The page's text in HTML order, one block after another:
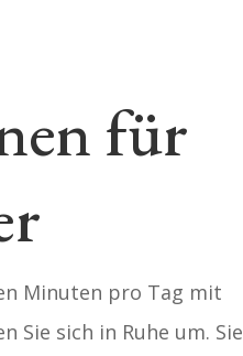
für
Minuten pro Tag mit
Sie sich in Ruhe um. Sie